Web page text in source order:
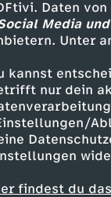
Daten
Media
Unter
kannst
nur dein
findest du